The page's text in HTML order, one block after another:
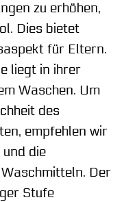
zu erhöhen,
Dies bietet
für Eltern.
liegt in ihrer
Waschen. Um
des
empfehlen wir
die
Der
Stufe